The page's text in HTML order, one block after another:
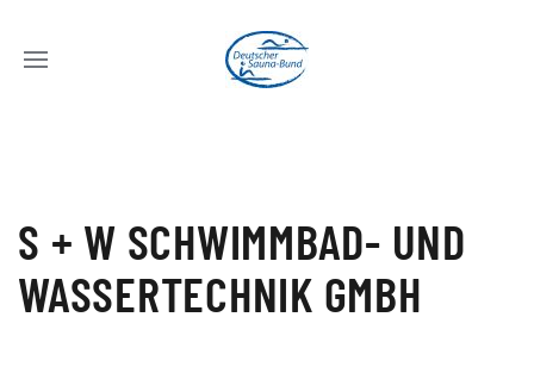
S + W SCHWIMMBAD- UND
WASSERTECHNIK GMBH